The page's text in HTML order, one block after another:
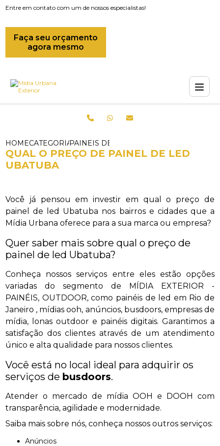
Entre em contato com um de nossos especialistas!
Faça seu orçamento
agora mesmo
HOMECATEGORIASPAINEIS DE LED_PAINEL DE LED
QUAL O PREÇO DE PAINEL DE LED
UBATUBA
Você já pensou em investir em qual o preço de
painel de led Ubatuba nos bairros e cidades que a
Mídia Urbana oferece para a sua marca ou empresa?
Quer saber mais sobre qual o preço de
painel de led Ubatuba?
Conheça nossos serviços entre eles estão opções
variadas do segmento de MÍDIA EXTERIOR -
PAINÉIS, OUTDOOR, como painéis de led em Rio de
Janeiro , mídias ooh, anúncios, busdoors, empresas de
mídia, lonas outdoor e painéis digitais. Garantimos a
satisfação dos clientes através de um atendimento
único e alta qualidade para nossos clientes.
Você está no local ideal para adquirir os
serviços de busdoors.
Atender o mercado de mídia OOH e DOOH com
transparência, agilidade e modernidade.
Saiba mais sobre nós, conheça nossos outros serviços:
anúncios